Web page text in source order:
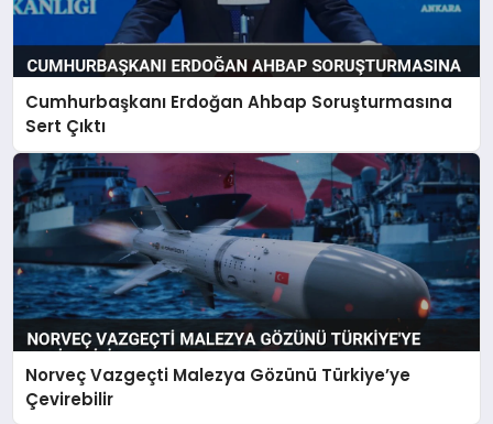
Cumhurbaşkanı Erdoğan Ahbap Soruşturmasına
Sert Çıktı
Norveç Vazgeçti Malezya Gözünü Türkiye’ye
Çevirebilir